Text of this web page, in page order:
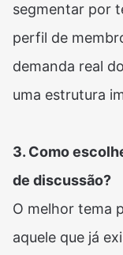
segmentar por
perfil de
demanda real
uma estrutura
3. Como
de discussão?
O melhor tema
aquele que já